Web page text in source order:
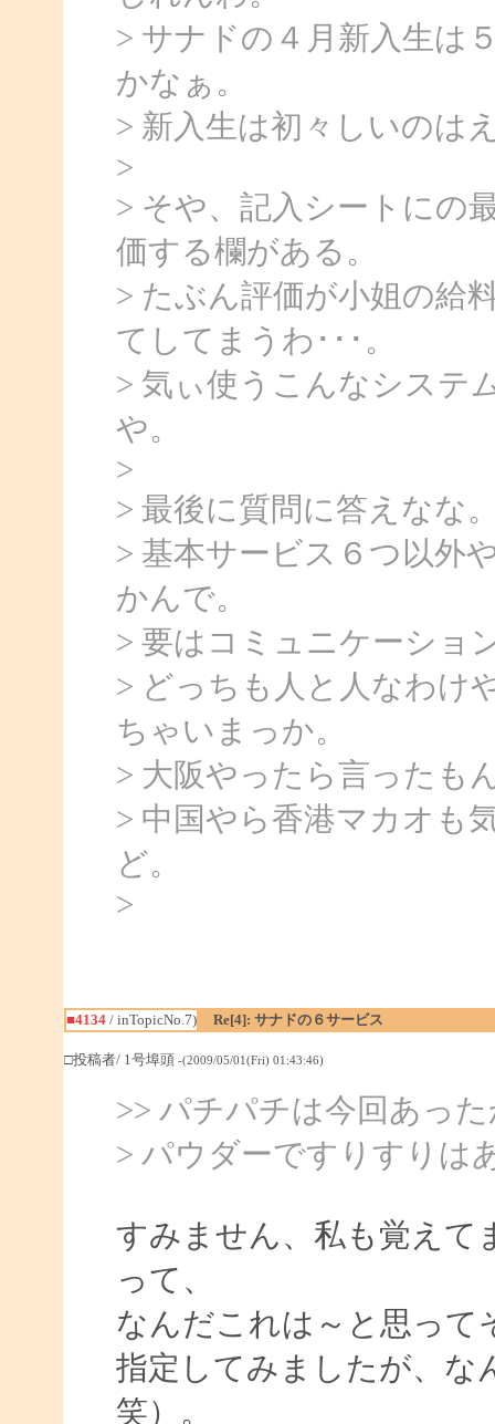
> サナドの４月新入生は
かなぁ。
> 新入生は初々しいのは
>
> そや、記入シートにの
価する欄がある。
> たぶん評価が小姐の給
てしてまうわ･･･。
> 気ぃ使うこんなシステ
や。
>
> 最後に質問に答えなな
> 基本サービス６つ以外
かんで。
> 要はコミュニケーショ
> どっちも人と人なわけ
ちゃいまっか。
> 大阪やったら言ったも
> 中国やら香港マカオも
ど。
>
■4134/ inTopicNo.7) Re[4]: サナドの６サービス
□投稿者/ 1号埠頭 -(2009/05/01(Fri) 01:43:46)
>> パチパチは今回あっ
> パウダーですりすりは
すみません、私も覚えて
って、
なんだこれは～と思って
指定してみましたが、な
笑）。